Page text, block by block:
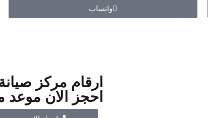
واتساب
ارقام مركز
احجز الان موعد